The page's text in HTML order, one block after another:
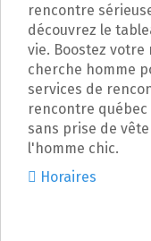
rencontre
découvrez le
vie. Boostez votre
cherche homme
services de
rencontre
sans prise de
l'homme chic.
Horaires